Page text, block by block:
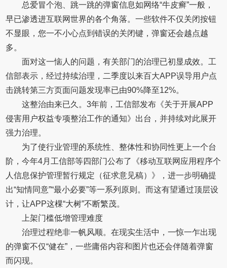
总爱冒个泡、跳一跳的弹窗信息如网络“牛皮癣”一般，
早已渗透进互联网世界的各个角落。一些软件不仅关闭按钮
不显眼，您一不小心点到错误的关闭键，弹窗还会越点越
多。
面对这一恼人的问题，有关部门的治理已初显成效。工
信部表示，经过持续治理，二季度以来百大APP误导用户点
击跳转第三方页面问题发现率已由90%降至12%。
这整治由来已久。3年前，工信部发布《关于开展APP
侵害用户权益专项整治工作的通知》出台，并持续对此展开
强力治理。
为了使行业管理的系统性、整体性和协同性更上一个台
阶，今年4月工信部等四部门公布了《移动互联网应用程序个
人信息保护管理暂行规定（征求意见稿）》，进一步明确提
出“知情同意”“最小必要”等一系列原则。而这有望通过顶层设
计，让APP这棵“大树”不断繁茂。
上架门槛低增管理难度
治理过程绝非一帆风顺。在现实生活中，一惊一乍出现
的弹窗不仅“健在”，一些庸俗内容和图片也还会伴随着弹窗
而闪现。